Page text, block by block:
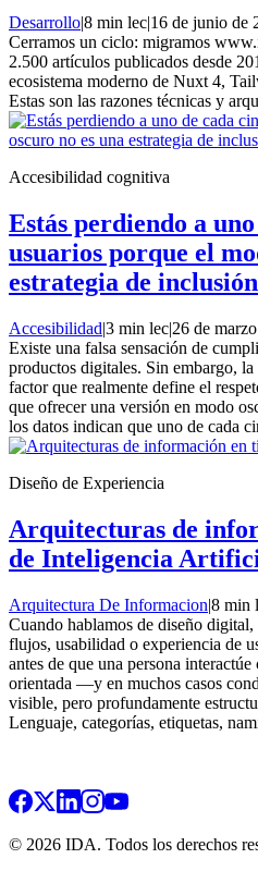
Desarrollo|8 min lec|16 de junio de
Cerramos un ciclo: migramos
2.500 artículos publicados desde
ecosistema moderno de Nuxt 4,
Estas son las razones técnicas y
Accesibilidad cognitiva
Estás perdiendo a
usuarios porque el
estrategia de inclusión
Accesibilidad|3 min lec|26 de
Existe una falsa sensación de
productos digitales. Sin embargo,
factor que realmente define el
que ofrecer una versión en modo
los datos indican que uno de cada
Diseño de Experiencia
Arquitecturas de
de Inteligencia
Arquitectura De Informacion|8 min
Cuando hablamos de diseño digital,
flujos, usabilidad o experiencia de
antes de que una persona
orientada —y en muchos casos
visible, pero profundamente
Lenguaje, categorías, etiquetas,
© 2026 IDA. Todos los derechos